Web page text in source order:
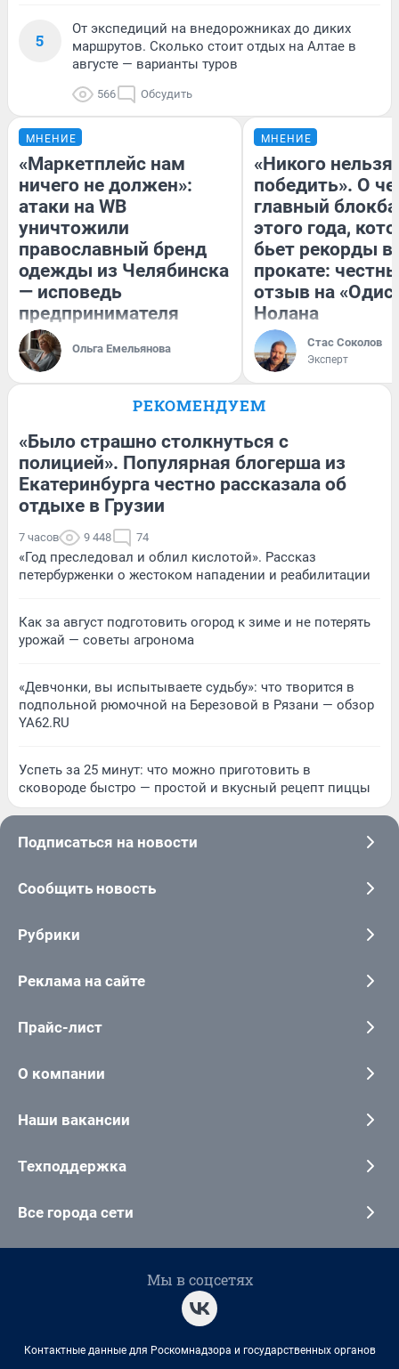
5
От экспедиций на внедорожниках до диких
маршрутов. Сколько стоит отдых на Алтае в
августе — варианты туров
566 Обсудить
МНЕНИЕ
«Маркетплейс нам
ничего не должен»:
атаки на WB
уничтожили
православный бренд
одежды из Челябинска
— исповедь
предпринимателя
Ольга Емельянова
МНЕНИЕ
«Никого нельзя
победить». О
главный
этого года,
бьет рекорды в
прокате:
отзыв на
Нолана
Стас Соколов
Эксперт
РЕКОМЕНДУЕМ
«Было страшно столкнуться с
полицией». Популярная блогерша из
Екатеринбурга честно рассказала об
отдыхе в Грузии
7 часов 9 448 74
«Год преследовал и облил кислотой». Рассказ
петербурженки о жестоком нападении и реабилитации
Как за август подготовить огород к зиме и не потерять
урожай — советы агронома
«Девчонки, вы испытываете судьбу»: что творится в
подпольной рюмочной на Березовой в Рязани — обзор
YA62.RU
Успеть за 25 минут: что можно приготовить в
сковороде быстро — простой и вкусный рецепт пиццы
Подписаться на новости
Сообщить новость
Рубрики
Реклама на сайте
Прайс-лист
О компании
Наши вакансии
Техподдержка
Все города сети
Мы в соцсетях
Контактные данные для Роскомнадзора и государственных органов